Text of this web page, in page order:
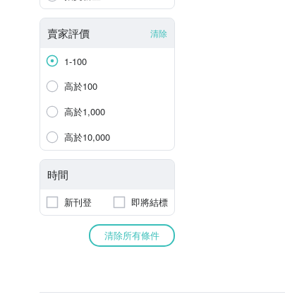
賣家評價 清除
1-100
高於100
高於1,000
高於10,000
時間
新刊登 即將結標
清除所有條件